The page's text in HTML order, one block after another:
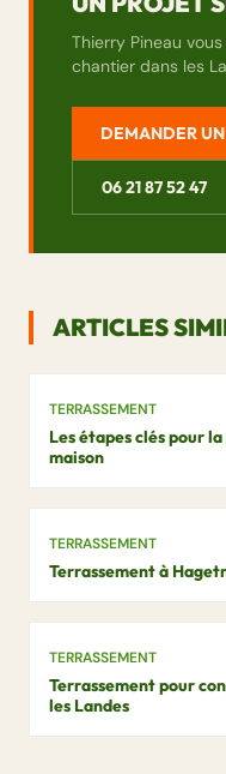
Thierry Pineau
chantier dans les
DEMANDER
06 21 87 52 47
ARTICLES
TERRASSEMENT
Les étapes clés pour
maison
TERRASSEMENT
Terrassement à
TERRASSEMENT
Terrassement pour
les Landes